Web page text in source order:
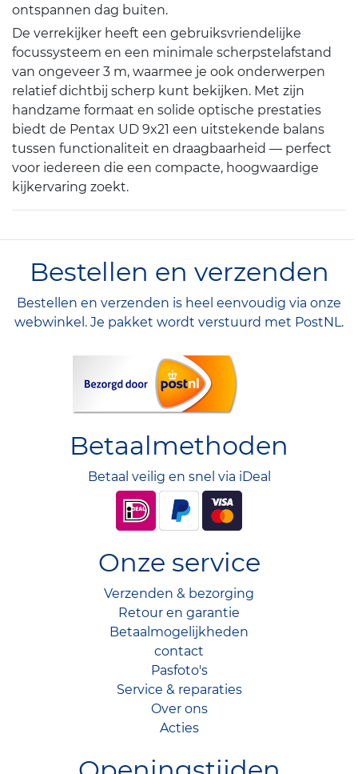
ontspannen dag buiten.
De verrekijker heeft een gebruiksvriendelijke
focussysteem en een minimale scherpstelafstand
van ongeveer 3 m, waarmee je ook onderwerpen
relatief dichtbij scherp kunt bekijken. Met zijn
handzame formaat en solide optische prestaties
biedt de Pentax UD 9x21 een uitstekende balans
tussen functionaliteit en draagbaarheid — perfect
voor iedereen die een compacte, hoogwaardige
kijkervaring zoekt.
Bestellen en verzenden
Bestellen en verzenden is heel eenvoudig via onze
webwinkel. Je pakket wordt verstuurd met PostNL.
Betaalmethoden
Betaal veilig en snel via iDeal
Onze service
Verzenden & bezorging
Retour en garantie
Betaalmogelijkheden
contact
Pasfoto's
Service & reparaties
Over ons
Acties